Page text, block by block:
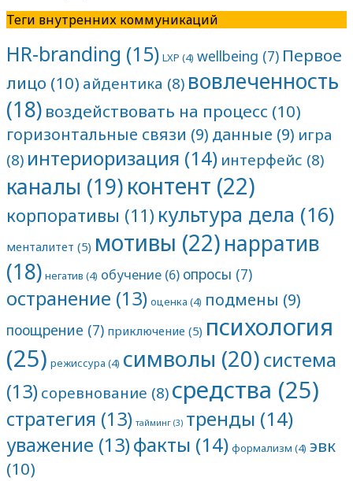
Теги внутренних коммуникаций
HR-branding (15) LXP (4) wellbeing (7) Первое
лицо (10) айдентика (8) вовлеченность
(18) воздействовать на процесс (10)
горизонтальные связи (9) данные (9) игра
(8) интериоризация (14) интерфейс (8)
каналы (19)контент (22)
корпоративы (11) культура дела (16)
менталитет (5) мотивы (22)нарратив
(18) негатив (4) обучение (6) опросы (7)
остранение (13) оценка (4) подмены (9)
поощрение (7) приключение (5) психология
(25) режиссура (4) символы (20)система
(13) соревнование (8) средства (25)
стратегия (13) тайминг (3) тренды (14)
уважение (13)факты (14) формализм (4) эвк
(10)